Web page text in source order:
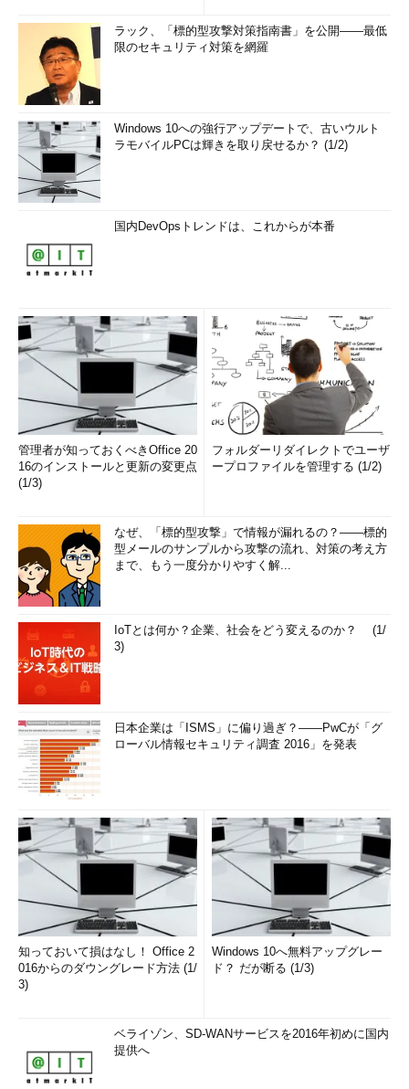
ラック、「標的型攻撃対策指南書」を公開――最低
限のセキュリティ対策を網羅
Windows 10への強行アップデートで、古いウルト
ラモバイルPCは輝きを取り戻せるか？ (1/2)
国内DevOpsトレンドは、これからが本番
管理者が知っておくべきOffice 20
16のインストールと更新の変更点
(1/3)
フォルダーリダイレクトでユーザ
ープロファイルを管理する (1/2)
なぜ、「標的型攻撃」で情報が漏れるの？――標的
型メールのサンプルから攻撃の流れ、対策の考え方
まで、もう一度分かりやすく解...
IoTとは何か？企業、社会をどう変えるのか？ (1/
3)
日本企業は「ISMS」に偏り過ぎ？――PwCが「グ
ローバル情報セキュリティ調査 2016」を発表
知っておいて損はなし！ Office 2
016からのダウングレード方法 (1/
3)
Windows 10へ無料アップグレー
ド？ だが断る (1/3)
ベライゾン、SD-WANサービスを2016年初めに国内
提供へ